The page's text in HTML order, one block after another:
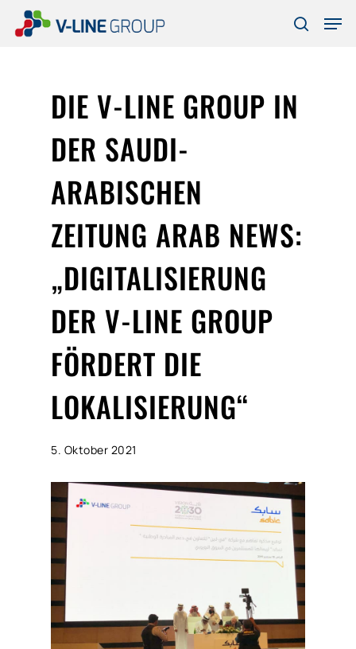
search
DIE V-LINE GROUP IN
DER SAUDI-
ARABISCHEN
ZEITUNG ARAB NEWS:
„DIGITALISIERUNG
DER V-LINE GROUP
FÖRDERT DIE
LOKALISIERUNG“
5. Oktober 2021